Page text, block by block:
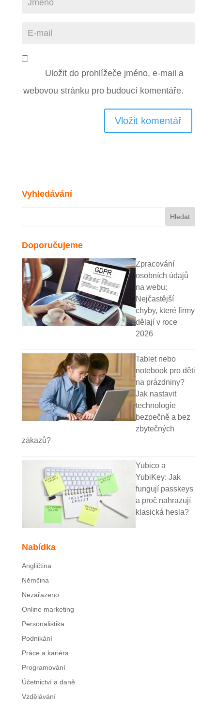
Uložit do prohlížeče jméno, e-mail a
webovou stránku pro budoucí komentáře.
Vyhledávání
Doporučujeme
Zpracování
osobních údajů
na webu:
Nejčastější
chyby, které firmy
dělají v roce
2026
Tablet nebo
notebook pro děti
na prázdniny?
Jak nastavit
technologie
bezpečně a bez
zbytečných
zákazů?
Yubico a
YubiKey: Jak
fungují passkeys
a proč nahrazují
klasická hesla?
Nabídka
Angličtina
Němčina
Nezařazeno
Online marketing
Personalistika
Podnikání
Práce a kariéra
Programování
Účetnictví a daně
Vzdělávání